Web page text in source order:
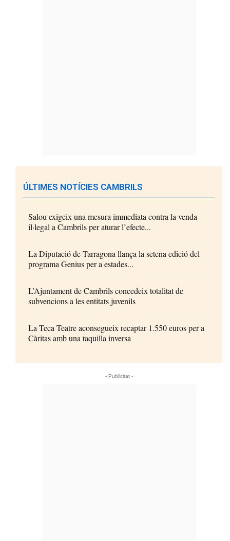
ÚLTIMES NOTÍCIES CAMBRILS
Salou exigeix una mesura immediata contra la venda
il·legal a Cambrils per aturar l’efecte...
La Diputació de Tarragona llança la setena edició del
programa Genius per a estades...
L’Ajuntament de Cambrils concedeix totalitat de
subvencions a les entitats juvenils
La Teca Teatre aconsegueix recaptar 1.550 euros per a
Càritas amb una taquilla inversa
- Publicitat -